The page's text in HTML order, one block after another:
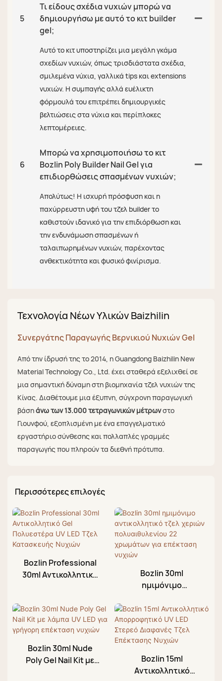
5
Τι είδους σχέδια νυχιών μπορώ να
δημιουργήσω με αυτό το κιτ builder
gel;
Αυτό το κιτ υποστηρίζει μια μεγάλη γκάμα
σχεδίων νυχιών, όπως τρισδιάστατα σχέδια,
σμιλεμένα νύχια, γαλλικά tips και extensions
νυχιών. Η συμπαγής αλλά ευέλικτη
φόρμουλά του επιτρέπει δημιουργικές
βελτιώσεις στα νύχια και περίπλοκες
λεπτομέρειες.
6
Μπορώ να χρησιμοποιήσω το κιτ
Bozlin Poly Builder Nail Gel για
επιδιορθώσεις σπασμένων νυχιών;
Απολύτως! Η ισχυρή πρόσφυση και η
παχύρρευστη υφή του τζελ builder το
καθιστούν ιδανικό για την επιδιόρθωση και
την ενδυνάμωση σπασμένων ή
ταλαιπωρημένων νυχιών, παρέχοντας
ανθεκτικότητα και φυσικό φινίρισμα.
Τεχνολογία Νέων Υλικών Baizhilin
Συνεργάτης Παραγωγής Βερνικιού Νυχιών Gel
Από την ίδρυσή της το 2014, η Guangdong Baizhilin New
Material Technology Co., Ltd. έχει σταθερά εξελιχθεί σε
μια σημαντική δύναμη στη βιομηχανία τζελ νυχιών της
Κίνας. Διαθέτουμε μια έξυπνη, σύγχρονη παραγωγική
βάσηάνω των 13.000 τετραγωνικών μέτρωνστο
Γιουνφού, εξοπλισμένη με ένα επαγγελματικό
εργαστήριο σύνθεσης και πολλαπλές γραμμές
παραγωγής που πληρούν τα διεθνή πρότυπα.
Περισσότερες επιλογές
Bozlin Professional
30ml Αντικολλητικό
Νυχιών
Bozlin 30ml
ημιμόνιμο
χεριών
πολυαιθυλενίου 22
χρωμάτων για
επέκταση νυχιών
Bozlin 30ml Nude
Poly Gel Nail Kit με
Bozlin 15ml
Αντικολλητικό